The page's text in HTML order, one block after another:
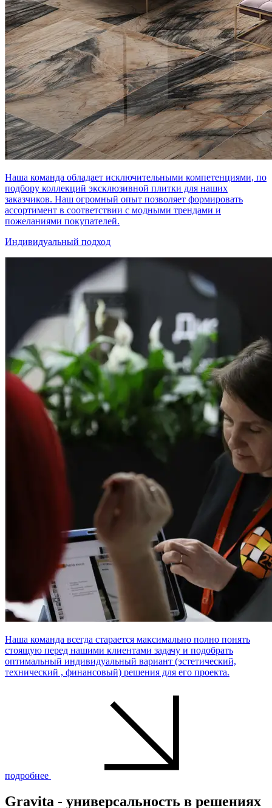
Наша команда обладает исключительными компетенциями, по
подбору коллекций эксклюзивной плитки для наших
заказчиков. Наш огромный опыт позволяет формировать
ассортимент в соответствии с модными трендами и
пожеланиями покупателей.
Индивидуальный подход
Наша команда всегда старается максимально полно понять
стоящую перед нашими клиентами задачу и подобрать
оптимальный индивидуальный вариант (эстетический,
технический , финансовый) решения для его проекта.
подробнее
Gravita - универсальность в решениях